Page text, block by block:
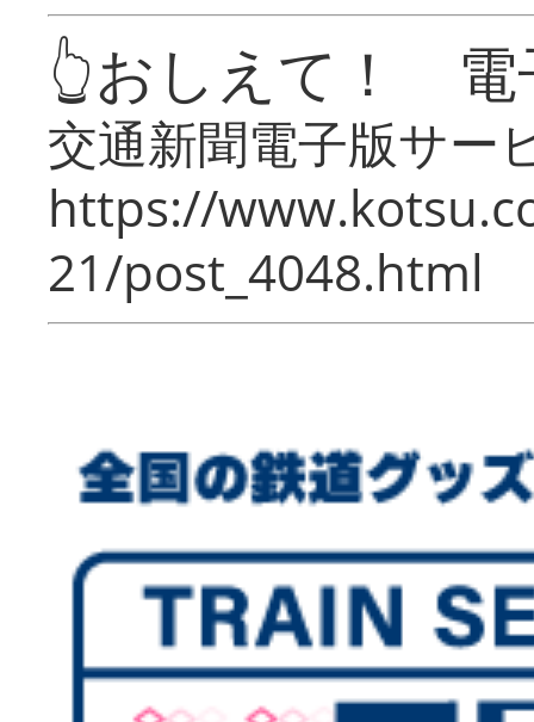
👆おしえて！ 電
交通新聞電子版サー
https://
21/post_4048.html